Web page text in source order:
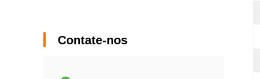
Contate-nos